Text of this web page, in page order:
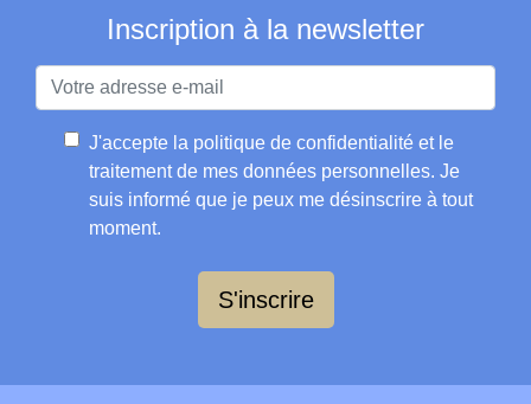
Inscription à la newsletter
J'accepte la politique de confidentialité et le
traitement de mes données personnelles. Je
suis informé que je peux me désinscrire à tout
moment.
S'inscrire